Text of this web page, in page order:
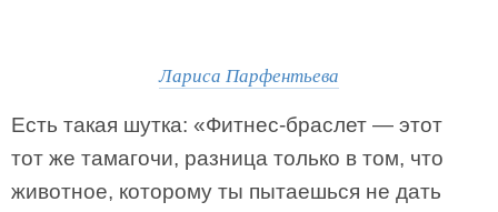
Лариса Парфентьева
Есть такая шутка: «Фитнес-браслет — этот
тот же тамагочи, разница только в том, что
животное, которому ты пытаешься не дать